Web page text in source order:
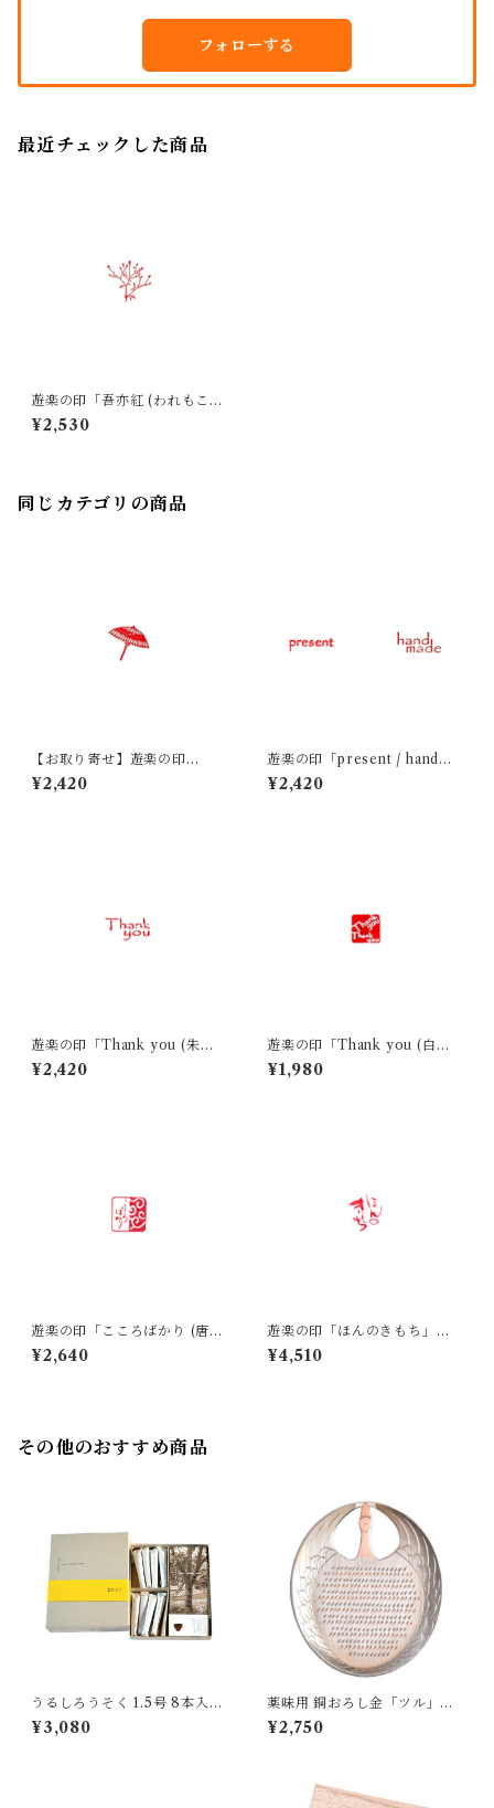
フォローする
最近チェックした商品
遊楽の印「吾亦紅 (われもこ
う) / 小」｜ 工房 蓮
¥2,530
同じカテゴリの商品
【お取り寄せ】遊楽の印
「傘」｜ 工房 蓮
¥2,420
遊楽の印「present / handma
de」｜ 工房 蓮
¥2,420
遊楽の印「Thank you (朱
文)」｜ 工房 蓮
¥2,420
遊楽の印「Thank you (白
文)」｜ 工房 蓮
¥1,980
遊楽の印「こころばかり (唐
草)」｜ 工房 蓮
¥2,640
遊楽の印「ほんのきもち」｜
工房 蓮
¥4,510
その他のおすすめ商品
うるしろうそく 1.5号 8本入
｜ 高澤ろうそく店
¥3,080
薬味用 銅おろし金「ツル」｜
大矢製作所
¥2,750